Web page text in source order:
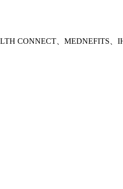
CONNECT、MEDNEFITS、